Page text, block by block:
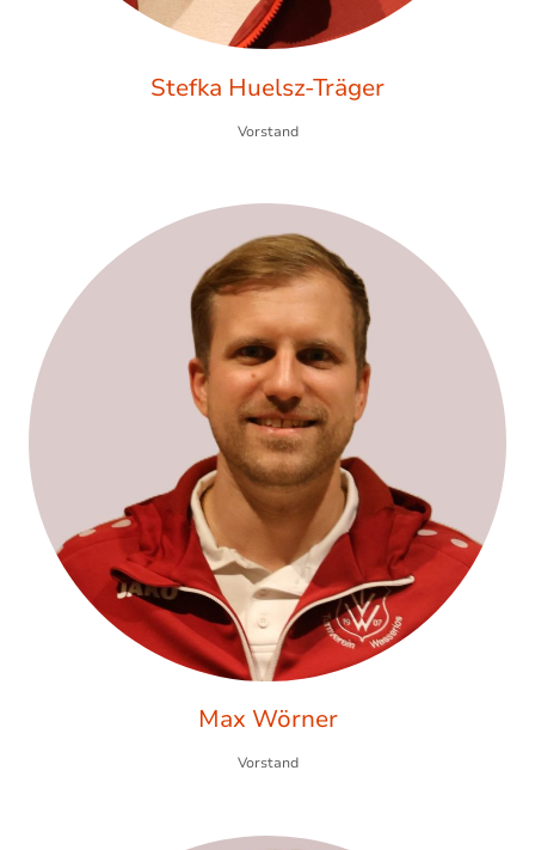
Stefka Huelsz-Träger
Vorstand
Max Wörner
Vorstand